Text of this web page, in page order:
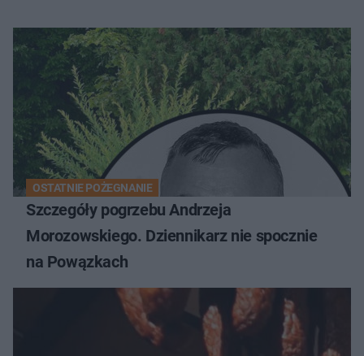
OSTATNIE POŻEGNANIE
Szczegóły pogrzebu Andrzeja
Morozowskiego. Dziennikarz nie spocznie
na Powązkach